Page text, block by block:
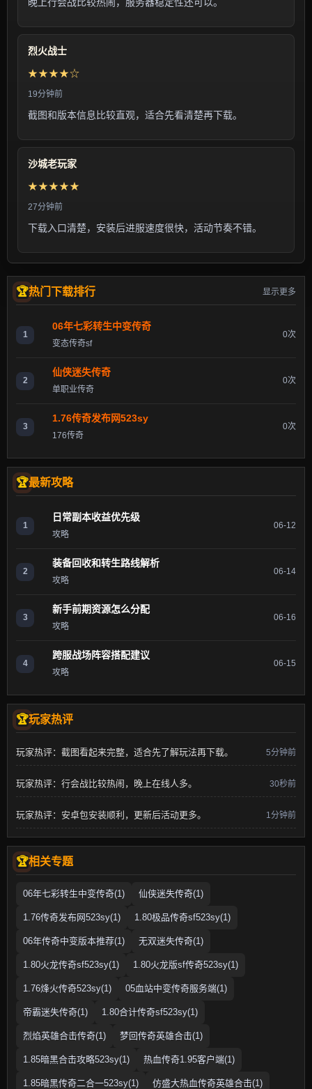
烈火战士
★★★★☆
19分钟前
截图和版本信息比较直观，适合先看清楚再下载。
沙城老玩家
★★★★★
27分钟前
下载入口清楚，安装后进服速度很快，活动节奏不错。
热门下载排行 显示更多
1
06年七彩转生中变传奇
变态传奇sf
0次
2
仙侠迷失传奇
单职业传奇
0次
3
1.76传奇发布网523sy
176传奇
0次
最新攻略
1
日常副本收益优先级
攻略
06-12
2
装备回收和转生路线解析
攻略
06-14
3
新手前期资源怎么分配
攻略
06-16
4
跨服战场阵容搭配建议
攻略
06-15
玩家热评
玩家热评：截图看起来完整，适合先了解玩法再下载。 5分钟前
玩家热评：行会战比较热闹，晚上在线人多。 30秒前
玩家热评：安卓包安装顺利，更新后活动更多。 1分钟前
相关专题
06年七彩转生中变传奇(1) 仙侠迷失传奇(1)
1.76传奇发布网523sy(1) 1.80极品传奇sf523sy(1)
06年传奇中变版本推荐(1) 无双迷失传奇(1)
1.80火龙传奇sf523sy(1) 1.80火龙版sf传奇523sy(1)
1.76烽火传奇523sy(1) 05血站中变传奇服务端(1)
帝霸迷失传奇(1) 1.80合计传奇sf523sy(1)
烈焰英雄合击传奇(1) 梦回传奇英雄合击(1)
1.85暗黑合击攻略523sy(1) 热血传奇1.95客户端(1)
1.85暗黑传奇二合一523sy(1) 仿盛大热血传奇英雄合击(1)